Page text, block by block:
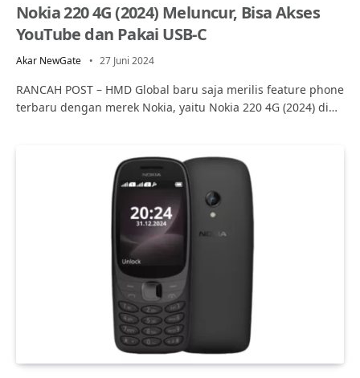
Nokia 220 4G (2024) Meluncur, Bisa Akses
YouTube dan Pakai USB-C
Akar NewGate 27 Juni 2024
RANCAH POST – HMD Global baru saja merilis feature phone
terbaru dengan merek Nokia, yaitu Nokia 220 4G (2024) di…